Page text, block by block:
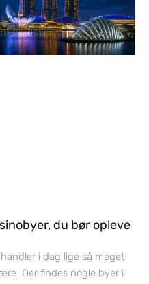
du bør opleve
i dag lige så meget
Der findes nogle byer i